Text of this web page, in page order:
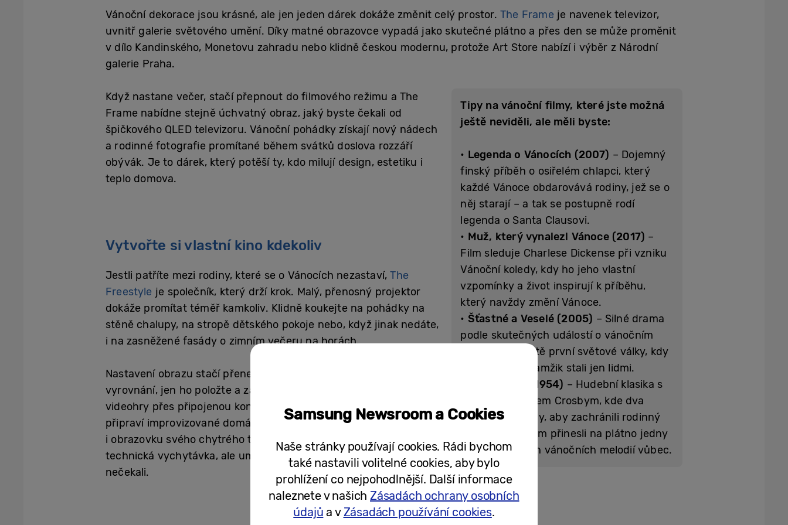
Vánoční dekorace jsou krásné, ale jen jeden dárek dokáže změnit celý prostor. The Frame je navenek televizor,
uvnitř galerie světového umění. Díky matné obrazovce vypadá jako skutečné plátno a přes den se může proměnit
v dílo Kandinského, Monetovu zahradu nebo klidně českou modernu, protože Art Store nabízí i výběr z Národní
galerie Praha.
Tipy na vánoční filmy, které jste možná
ještě neviděli, ale měli byste:
• Legenda o Vánocích (2007) – Dojemný
finský příběh o osiřelém chlapci, který
každé Vánoce obdarovává rodiny, jež se o
něj starají – a tak se postupně rodí
legenda o Santa Clausovi.
• Muž, který vynalezl Vánoce (2017) –
Film sleduje Charlese Dickense při vzniku
Vánoční koledy, kdy ho jeho vlastní
vzpomínky a život inspirují k příběhu,
který navždy změní Vánoce.
• Šťastné a Veselé (2005) – Silné drama
podle skutečných událostí o vánočním
příměří na frontě první světové války, kdy
se vojáci na okamžik stali jen lidmi.
Bílé Vánoce (1954) – Hudební klasika s
ikonickým Bingem Crosbym, kde dva
zpěváci spojí síly, aby zachránili rodinný
penzion, a přitom přinesli na plátno jedny
z nejkrásnějších vánočních melodií vůbec.
Když nastane večer, stačí přepnout do filmového režimu a The
Frame nabídne stejně úchvatný obraz, jaký byste čekali od
špičkového QLED televizoru. Vánoční pohádky získají nový nádech
a rodinné fotografie promítané během svátků doslova rozzáří
obývák. Je to dárek, který potěší ty, kdo milují design, estetiku i
teplo domova.
Vytvořte si vlastní kino kdekoliv
Jestli patříte mezi rodiny, které se o Vánocích nezastaví,The
Freestyle je společník, který drží krok. Malý, přenosný projektor
dokáže promítat téměř kamkoliv. Klidně koukejte na pohádky na
stěně chalupy, na stropě dětského pokoje nebo, když jinak nedáte,
i na zasněžené fasády o zimním večeru na horách.
Nastavení obrazu stačí přenechat automatickému ostření a
vyrovnání, jen ho položte a zapněte. Děti ocení možnost zahrát si
videohry přes připojenou konzoli, rodiče zase to, jak snadno
připraví improvizované domácí kino. Zrcadlit do něj můžete klidně
i obrazovku svého chytrého telefonu. The Freestyle není jen
technická vychytávka, ale umí vytvářet zážitky tam, kde byste je
nečekali.
Samsung Newsroom a Cookies
Naše stránky používají cookies. Rádi bychom
také nastavili volitelné cookies, aby bylo
prohlížení co nejpohodlnější. Další informace
naleznete v našichZásadách ochrany osobních
údajů a vZásadách používání cookies.